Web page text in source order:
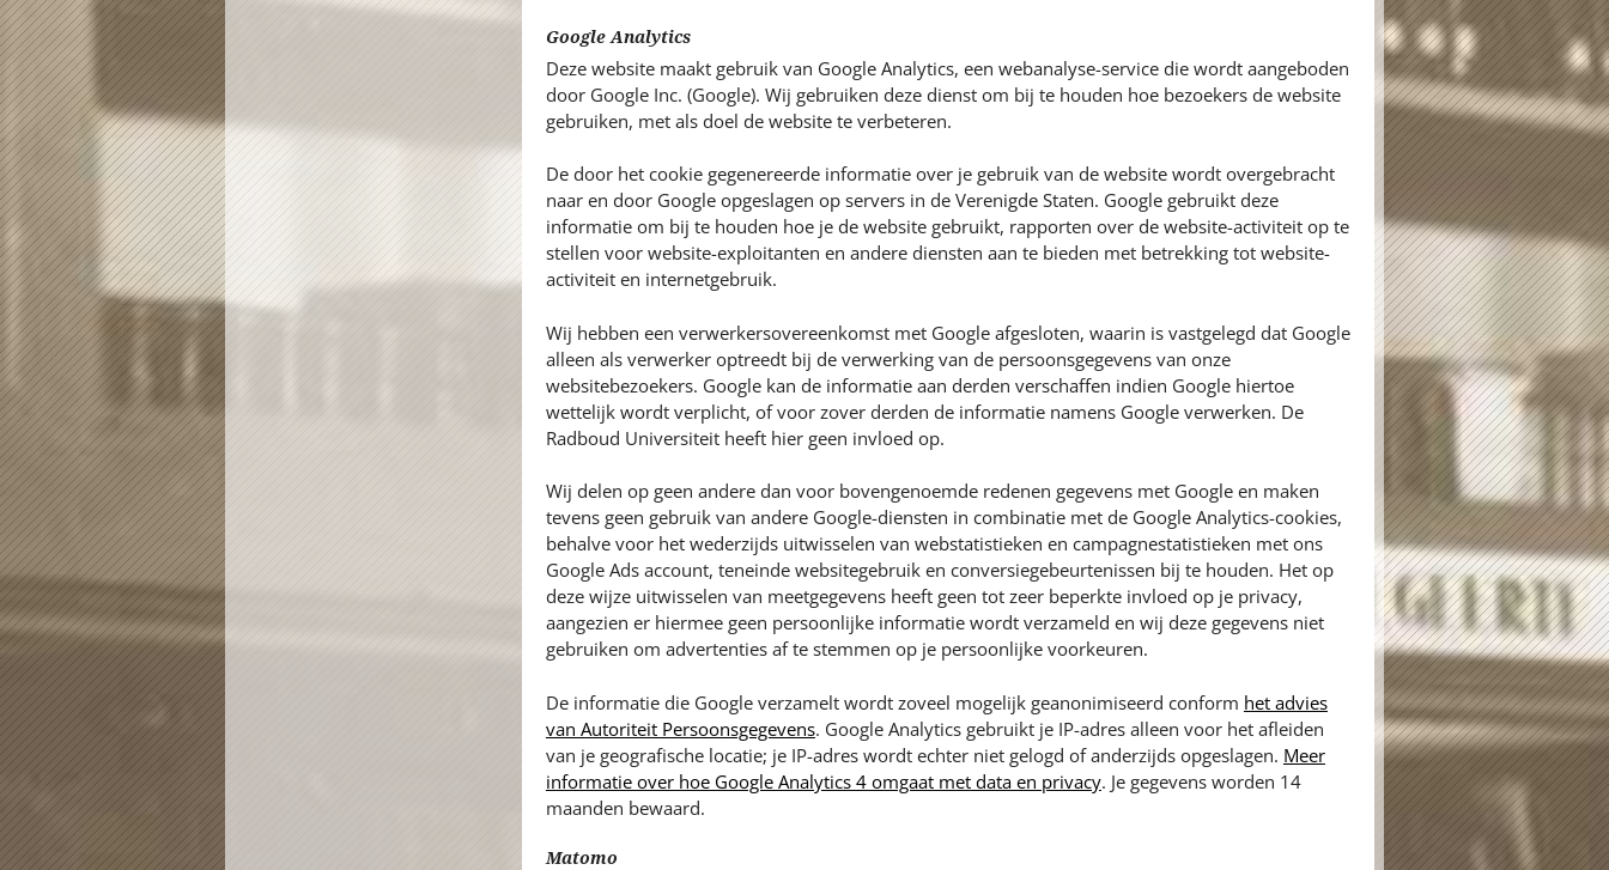
Google Analytics
Deze website maakt gebruik van Google Analytics, een webanalyse-service die wordt aangeboden
door Google Inc. (Google). Wij gebruiken deze dienst om bij te houden hoe bezoekers de website
gebruiken, met als doel de website te verbeteren.
De door het cookie gegenereerde informatie over je gebruik van de website wordt overgebracht
naar en door Google opgeslagen op servers in de Verenigde Staten. Google gebruikt deze
informatie om bij te houden hoe je de website gebruikt, rapporten over de website-activiteit op te
stellen voor website-exploitanten en andere diensten aan te bieden met betrekking tot website-
activiteit en internetgebruik.
Wij hebben een verwerkersovereenkomst met Google afgesloten, waarin is vastgelegd dat Google
alleen als verwerker optreedt bij de verwerking van de persoonsgegevens van onze
websitebezoekers. Google kan de informatie aan derden verschaffen indien Google hiertoe
wettelijk wordt verplicht, of voor zover derden de informatie namens Google verwerken. De
Radboud Universiteit heeft hier geen invloed op.
Wij delen op geen andere dan voor bovengenoemde redenen gegevens met Google en maken
tevens geen gebruik van andere Google-diensten in combinatie met de Google Analytics-cookies,
behalve voor het wederzijds uitwisselen van webstatistieken en campagnestatistieken met ons
Google Ads account, teneinde websitegebruik en conversiegebeurtenissen bij te houden. Het op
deze wijze uitwisselen van meetgegevens heeft geen tot zeer beperkte invloed op je privacy,
aangezien er hiermee geen persoonlijke informatie wordt verzameld en wij deze gegevens niet
gebruiken om advertenties af te stemmen op je persoonlijke voorkeuren.
De informatie die Google verzamelt wordt zoveel mogelijk geanonimiseerd conform het advies
van Autoriteit Persoonsgegevens. Google Analytics gebruikt je IP-adres alleen voor het afleiden
van je geografische locatie; je IP-adres wordt echter niet gelogd of anderzijds opgeslagen. Meer
informatie over hoe Google Analytics 4 omgaat met data en privacy. Je gegevens worden 14
maanden bewaard.
Matomo